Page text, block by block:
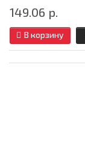
149.06 р.
В корзину